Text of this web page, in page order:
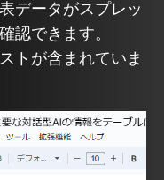
データがスプレッ
認できます。
トが含まれていま